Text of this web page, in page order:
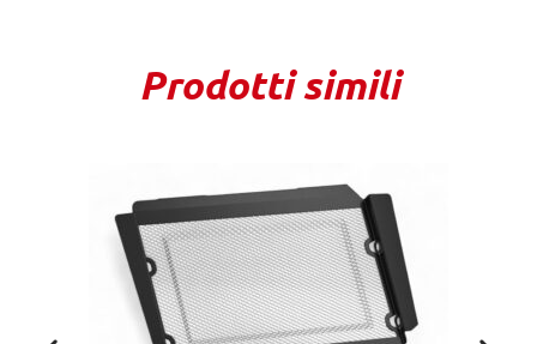
Prodotti simili